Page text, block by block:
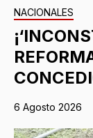
NACIONALES
6 Agosto 2026